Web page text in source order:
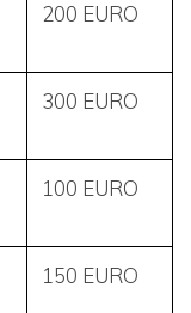
200 EURO
300 EURO
100 EURO
150 EURO